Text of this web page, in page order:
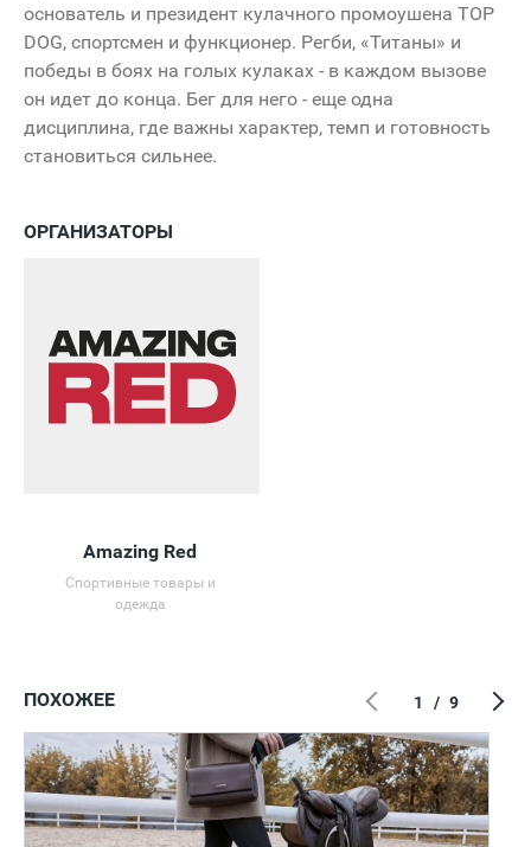
основатель и президент кулачного промоушена TOP
DOG, спортсмен и функционер. Регби, «Титаны» и
победы в боях на голых кулаках - в каждом вызове
он идет до конца. Бег для него - еще одна
дисциплина, где важны характер, темп и готовность
становиться сильнее.
ОРГАНИЗАТОРЫ
Amazing Red
Спортивные товары и
одежда
ПОХОЖЕЕ 1 / 9